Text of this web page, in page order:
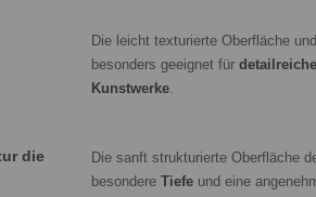
Die leicht texturierte Oberfläche
besonders geeignet für
Kunstwerke.
die
Die sanft strukturierte Oberfläche
besondere Tiefe und eine